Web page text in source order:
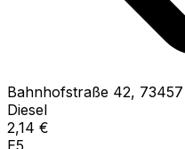
Bahnhofstraße 42, 73457
Diesel
2,14 €
E5